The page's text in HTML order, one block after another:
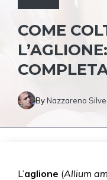
COME
ByNazzareno
L’aglione (Allium